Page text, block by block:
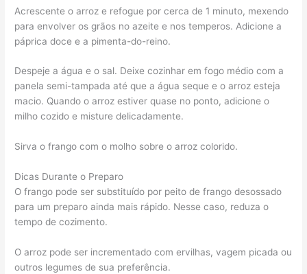
Acrescente o arroz e refogue por cerca de 1 minuto, mexendo
para envolver os grãos no azeite e nos temperos. Adicione a
páprica doce e a pimenta-do-reino.
Despeje a água e o sal. Deixe cozinhar em fogo médio com a
panela semi-tampada até que a água seque e o arroz esteja
macio. Quando o arroz estiver quase no ponto, adicione o
milho cozido e misture delicadamente.
Sirva o frango com o molho sobre o arroz colorido.
Dicas Durante o Preparo
O frango pode ser substituído por peito de frango desossado
para um preparo ainda mais rápido. Nesse caso, reduza o
tempo de cozimento.
O arroz pode ser incrementado com ervilhas, vagem picada ou
outros legumes de sua preferência.